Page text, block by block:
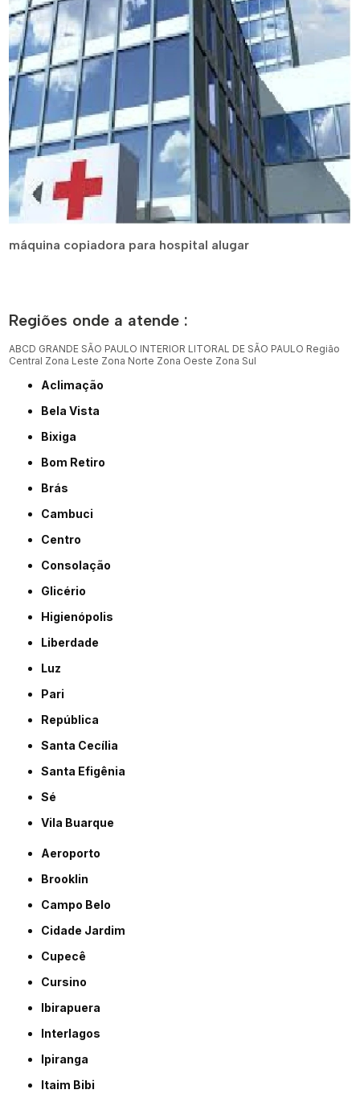
máquina copiadora para hospital alugar
Regiões onde a atende :
ABCD GRANDE SÃO PAULO INTERIOR LITORAL DE SÃO PAULO Região
Central Zona Leste Zona Norte Zona Oeste Zona Sul
Aclimação
Bela Vista
Bixiga
Bom Retiro
Brás
Cambuci
Centro
Consolação
Glicério
Higienópolis
Liberdade
Luz
Pari
República
Santa Cecília
Santa Efigênia
Sé
Vila Buarque
Aeroporto
Brooklin
Campo Belo
Cidade Jardim
Cupecê
Cursino
Ibirapuera
Interlagos
Ipiranga
Itaim Bibi